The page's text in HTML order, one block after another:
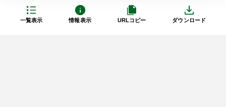
一覧表示 情報表示 URLコピー ダウンロード